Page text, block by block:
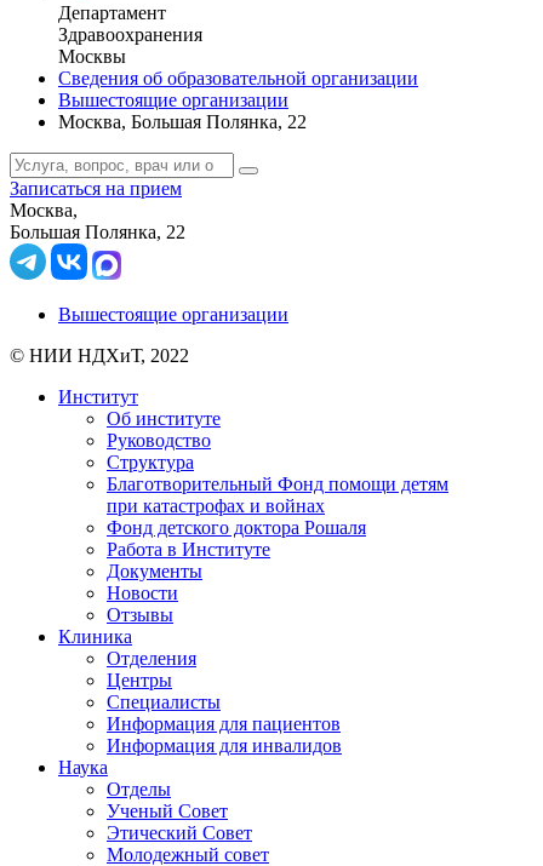
Департамент
Здравоохранения
Москвы
Сведения об образовательной организации
Вышестоящие организации
Москва, Большая Полянка, 22
Записаться на прием
Москва,
Большая Полянка, 22
Вышестоящие организации
© НИИ НДХиТ, 2022
Институт
Об институте
Руководство
Структура
Благотворительный Фонд помощи детям
при катастрофах и войнах
Фонд детского доктора Рошаля
Работа в Институте
Документы
Новости
Отзывы
Клиника
Отделения
Центры
Специалисты
Информация для пациентов
Информация для инвалидов
Наука
Отделы
Ученый Совет
Этический Совет
Молодежный совет